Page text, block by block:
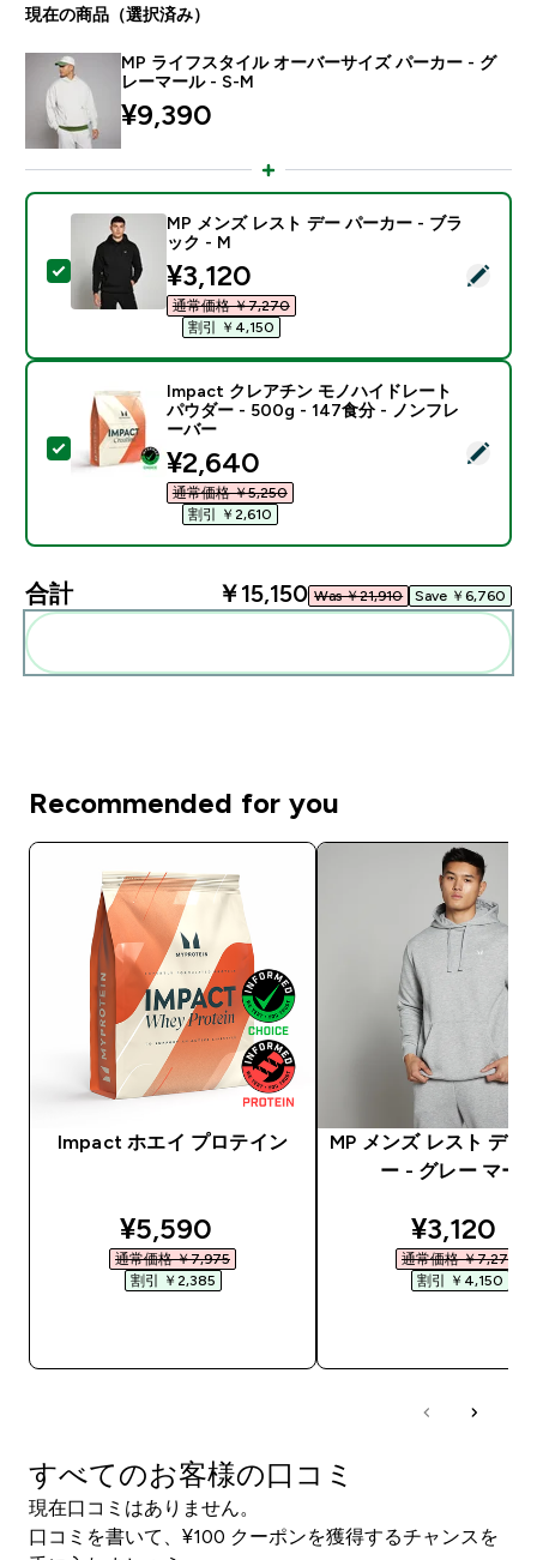
現在の商品（選択済み）
MP ライフスタイル オーバーサイズ パーカー - グ
レーマール - S-M
¥9,390‎
この商品を選択 - MP メンズ レスト デー パーカー -
MP メンズ レスト デー パーカー - ブラ
ック - M
discounted price
¥3,120‎
通常価格 ￥7,270‎
割引 ￥4,150‎
この商品を選択 - Impact クレアチン モノハイドレ
Impact クレアチン モノハイドレート
パウダー - 500g - 147食分 - ノンフレ
ーバー
discounted price
¥2,640‎
通常価格 ￥5,250‎
割引 ￥2,610‎
合計 ￥15,150‎ Was ￥21,910‎ Save ￥6,760‎
Recommended for you
Impact ホエイ プロテイン
discounted price
¥5,590‎
通常価格 ￥7,975‎
割引 ￥2,385‎
MP メンズ レスト デー
ー - グレー マー
¥3,120‎
通常価格 ￥7,270‎
割引 ￥4,150‎
すべてのお客様の口コミ
現在口コミはありません。
口コミを書いて、¥100 クーポンを獲得するチャンスを